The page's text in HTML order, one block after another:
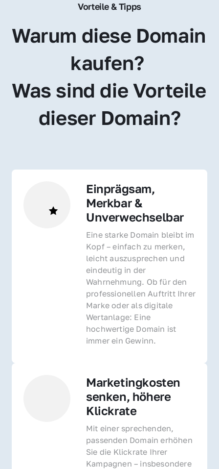
Vorteile & Tipps
Warum diese Domain
kaufen?
Was sind die Vorteile
dieser Domain?
Einprägsam,
Merkbar &
Unverwechselbar
Eine starke Domain bleibt im
Kopf – einfach zu merken,
leicht auszusprechen und
eindeutig in der
Wahrnehmung. Ob für den
professionellen Auftritt Ihrer
Marke oder als digitale
Wertanlage: Eine
hochwertige Domain ist
immer ein Gewinn.
Marketingkosten
senken, höhere
Klickrate
Mit einer sprechenden,
passenden Domain erhöhen
Sie die Klickrate Ihrer
Kampagnen – insbesondere